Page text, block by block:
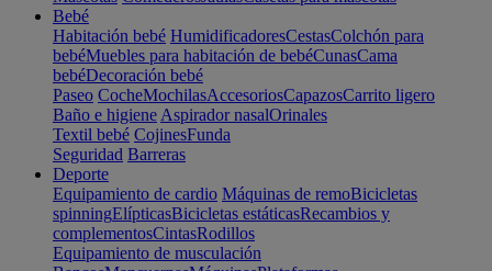
Bebé
Habitación bebé HumidificadoresCestasColchón para
bebéMuebles para habitación de bebéCunasCama
bebéDecoración bebé
Paseo CocheMochilasAccesoriosCapazosCarrito ligero
Baño e higiene Aspirador nasalOrinales
Textil bebé CojinesFunda
Seguridad Barreras
Deporte
Equipamiento de cardio Máquinas de remoBicicletas
spinningElípticasBicicletas estáticasRecambios y
complementosCintasRodillos
Equipamiento de musculación